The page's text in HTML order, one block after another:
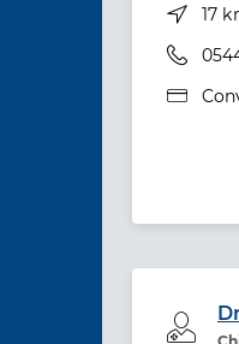
17
Type